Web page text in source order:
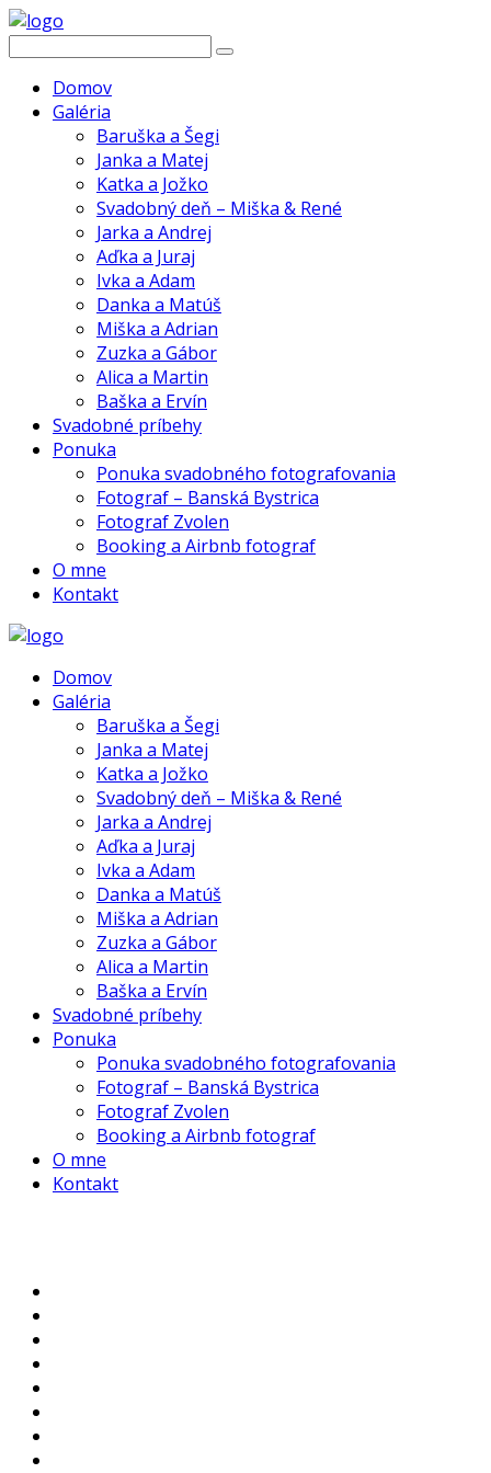
Domov
Galéria
Baruška a Šegi
Janka a Matej
Katka a Jožko
Svadobný deň – Miška & René
Jarka a Andrej
Aďka a Juraj
Ivka a Adam
Danka a Matúš
Miška a Adrian
Zuzka a Gábor
Alica a Martin
Baška a Ervín
Svadobné príbehy
Ponuka
Ponuka svadobného fotografovania
Fotograf – Banská Bystrica
Fotograf Zvolen
Booking a Airbnb fotograf
O mne
Kontakt
Domov
Galéria
Baruška a Šegi
Janka a Matej
Katka a Jožko
Svadobný deň – Miška & René
Jarka a Andrej
Aďka a Juraj
Ivka a Adam
Danka a Matúš
Miška a Adrian
Zuzka a Gábor
Alica a Martin
Baška a Ervín
Svadobné príbehy
Ponuka
Ponuka svadobného fotografovania
Fotograf – Banská Bystrica
Fotograf Zvolen
Booking a Airbnb fotograf
O mne
Kontakt